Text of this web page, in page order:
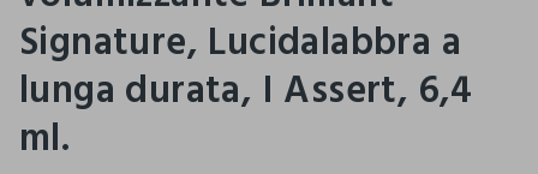
Signature, Lucidalabbra a
lunga durata, I Assert, 6,4
ml.